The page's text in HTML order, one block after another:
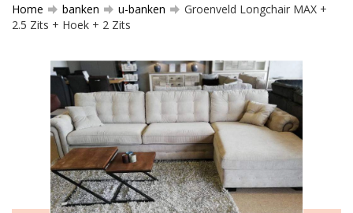
Home banken u-banken
Groenveld Longchair MAX +
2.5 Zits + Hoek + 2 Zits